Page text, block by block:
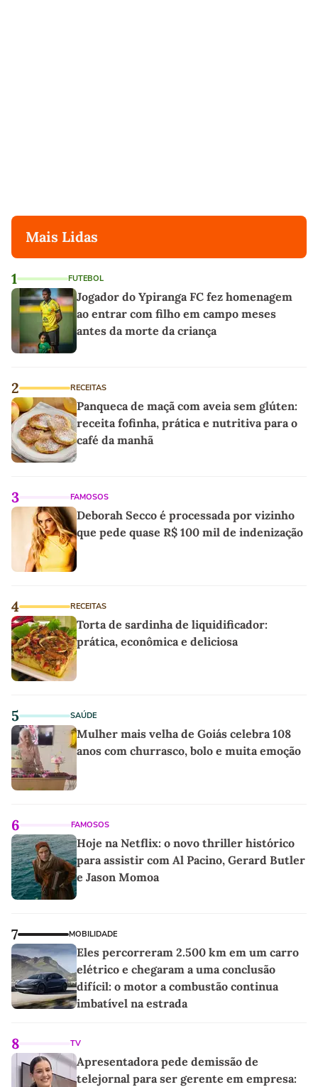
Mais Lidas
1 FUTEBOL
Jogador do Ypiranga FC fez homenagem
ao entrar com filho em campo meses
antes da morte da criança
2 RECEITAS
Panqueca de maçã com aveia sem glúten:
receita fofinha, prática e nutritiva para o
café da manhã
3 FAMOSOS
Deborah Secco é processada por vizinho
que pede quase R$ 100 mil de indenização
4 RECEITAS
Torta de sardinha de liquidificador:
prática, econômica e deliciosa
5 SAÚDE
Mulher mais velha de Goiás celebra 108
anos com churrasco, bolo e muita emoção
6 FAMOSOS
Hoje na Netflix: o novo thriller histórico
para assistir com Al Pacino, Gerard Butler
e Jason Momoa
7 MOBILIDADE
Eles percorreram 2.500 km em um carro
elétrico e chegaram a uma conclusão
difícil: o motor a combustão continua
imbatível na estrada
8 TV
Apresentadora pede demissão de
telejornal para ser gerente em empresa: